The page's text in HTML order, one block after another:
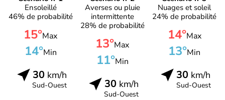
Ensoleillé
46% de probabilité
15°Max
14°Min
30km/h
Sud-Ouest
Averses ou pluie
intermittente
28% de probabilité
13°Max
11°Min
30km/h
Sud-Ouest
Nuages et soleil
24% de probabilité
14°Max
13°Min
30 km/h
Sud-Ouest